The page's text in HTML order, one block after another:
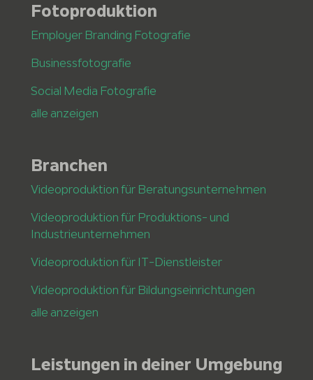
Fotoproduktion
Employer Branding Fotografie
Businessfotografie
Social Media Fotografie
alle anzeigen
Branchen
Videoproduktion für Beratungsunternehmen
Videoproduktion für Produktions- und
Industrieunternehmen
Videoproduktion für IT-Dienstleister
Videoproduktion für Bildungseinrichtungen
alle anzeigen
Leistungen in deiner Umgebung